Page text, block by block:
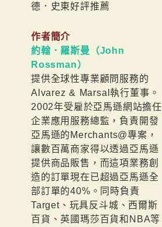
德．史東好評推薦
作者簡介
約翰．羅斯曼（John
Rossman）
提供全球性專業顧問服務的
Alvarez & Marsal執行董事。
2002年受雇於亞馬遜網站擔任
企業應用服務總監，負責開發
亞馬遜的Merchants@專案，
讓數百萬商家得以透過亞馬遜
提供商品販售，而這項業務創
造的訂單現在已超過亞馬遜全
部訂單的40%。同時負責
Target、玩具反斗城、西爾斯
百貨、英國瑪莎百貨和NBA等